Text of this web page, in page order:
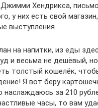
Хендрикса,
у них есть свой
выступления.
на напитки, из еды
и весьма не дешёвый,
толстый кошелёк,
Я вот беру
наслаждаюсь за 210
часы, то вам